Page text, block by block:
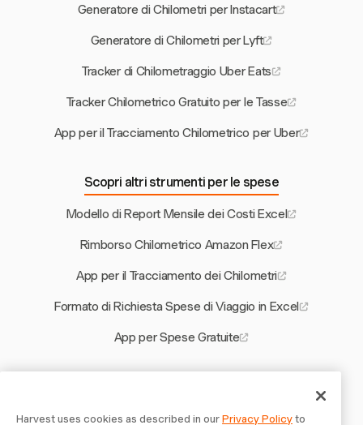
Generatore di Chilometri per Instacart
Generatore di Chilometri per Lyft
Tracker di Chilometraggio Uber Eats
Tracker Chilometrico Gratuito per le Tasse
App per il Tracciamento Chilometrico per Uber
Scopri altri strumenti per le spese
Modello di Report Mensile dei Costi Excel
Rimborso Chilometrico Amazon Flex
App per il Tracciamento dei Chilometri
Formato di Richiesta Spese di Viaggio in Excel
App per Spese Gratuite
Tariffa Oraria 1099 vs W2
Harvest uses cookies as described in ourPrivacy Policyto